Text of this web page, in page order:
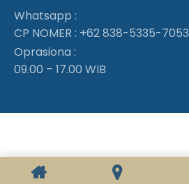
Whatsapp :
CP NOMER : +62 838-5335-7053
Oprasiona :
09.00 – 17.00 WIB